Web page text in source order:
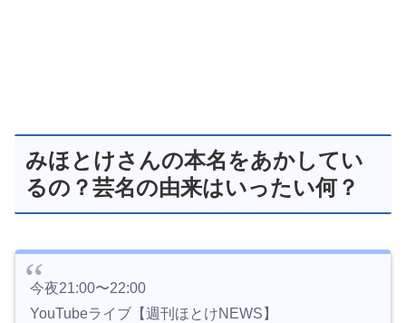
みほとけさんの本名をあかしてい
るの？芸名の由来はいったい何？
今夜21:00〜22:00
YouTubeライブ【週刊ほとけNEWS】